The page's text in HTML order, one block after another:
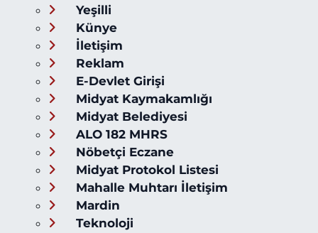
Yeşilli
Künye
İletişim
Reklam
E-Devlet Girişi
Midyat Kaymakamlığı
Midyat Belediyesi
ALO 182 MHRS
Nöbetçi Eczane
Midyat Protokol Listesi
Mahalle Muhtarı İletişim
Mardin
Teknoloji